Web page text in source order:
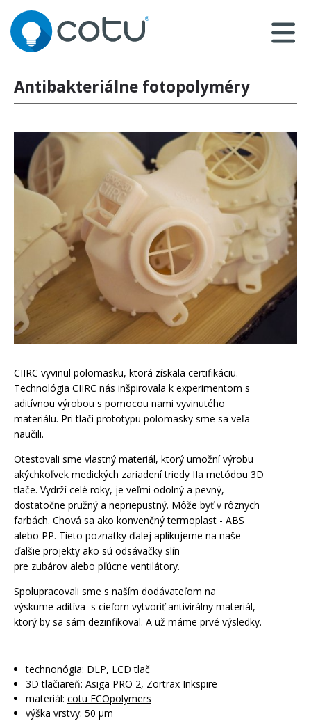
Antibakteriálne fotopolyméry
CIIRC vyvinul polomasku, ktorá získala certifikáciu.
Technológia CIIRC nás inšpirovala k experimentom s
aditívnou výrobou s pomocou nami vyvinutého
materiálu. Pri tlači prototypu polomasky sme sa veľa
naučili.
Otestovali sme vlastný materiál, ktorý umožní výrobu
akýchkoľvek medických zariadení triedy IIa metódou 3D
tlače. Vydrží celé roky, je veľmi odolný a pevný,
dostatočne pružný a nepriepustný. Môže byť v rôznych
farbách. Chová sa ako konvenčný termoplast - ABS
alebo PP. Tieto poznatky ďalej aplikujeme na naše
ďalšie projekty ako sú odsávačky slín
pre zubárov alebo pľúcne ventilátory.
Spolupracovali sme s naším dodávateľom na
výskume aditíva s cieľom vytvoriť antivirálny materiál,
ktorý by sa sám dezinfikoval. A už máme prvé výsledky.
technonógia: DLP, LCD tlač
3D tlačiareň: Asiga PRO 2, Zortrax Inkspire
materiál: cotu ECOpolymers
výška vrstvy: 50 µm